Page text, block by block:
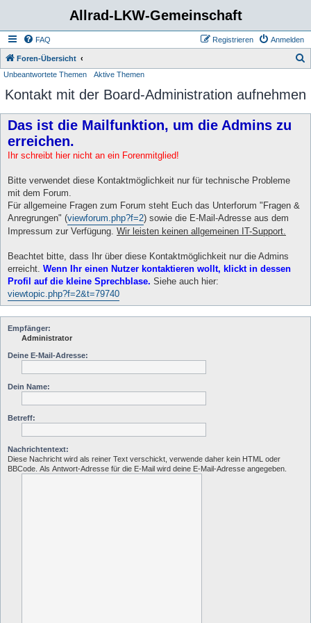
Allrad-LKW-Gemeinschaft
FAQ Anmelden
Registrieren
Foren-Übersicht
Unbeantwortete Themen Aktive Themen
Kontakt mit der Board-Administration aufnehmen
Das ist die Mailfunktion, um die Admins zu
erreichen.
Ihr schreibt hier nicht an ein Forenmitglied!
Bitte verwendet diese Kontaktmöglichkeit nur für technische Probleme
mit dem Forum.
Für allgemeine Fragen zum Forum steht Euch das Unterforum "Fragen &
Anregrungen" (viewforum.php?f=2) sowie die E-Mail-Adresse aus dem
Impressum zur Verfügung. Wir leisten keinen allgemeinen IT-Support.
Beachtet bitte, dass Ihr über diese Kontaktmöglichkeit nur die Admins
erreicht. Wenn Ihr einen Nutzer kontaktieren wollt, klickt in dessen
Profil auf die kleine Sprechblase. Siehe auch hier:
viewtopic.php?f=2&t=79740
Empfänger:
Administrator
Deine E-Mail-Adresse:
Dein Name:
Betreff:
Nachrichtentext:
Diese Nachricht wird als reiner Text verschickt, verwende daher kein HTML oder
BBCode. Als Antwort-Adresse für die E-Mail wird deine E-Mail-Adresse angegeben.